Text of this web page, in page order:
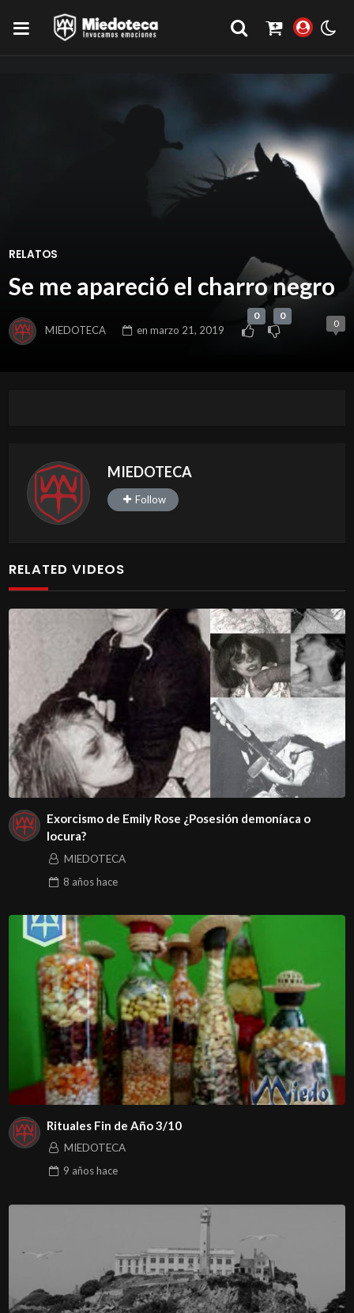
RELATOS
Se me apareció el charro negro
MIEDOTECA en marzo 21, 2019
0 0
0
MIEDOTECA
Follow
RELATED VIDEOS
Exorcismo de Emily Rose ¿Posesión demoníaca o
locura?
MIEDOTECA
8 añoshace
Rituales Fin de Año 3/10
MIEDOTECA
9 añoshace